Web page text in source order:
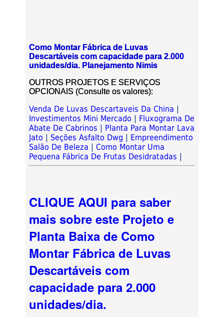
Como Montar Fábrica de Luvas
Descartáveis com capacidade para 2.000
unidades/dia. Planejamento Nimis
OUTROS PROJETOS E SERVIÇOS
OPCIONAIS (Consulte os valores):
Venda De Luvas Descartaveis Da China
Investimentos Mini Mercado
Fluxograma De
Abate De Cabrinos
Planta Para Montar Lava
Jato
Seções Asfalto Dwg
Empreendimento
Salão De Beleza
|Como Montar Uma
Pequena Fábrica De Frutas Desidratadas
CLIQUE AQUI para saber
mais sobre este Projeto e
Planta Baixa de Como
Montar Fábrica de Luvas
Descartáveis com
capacidade para 2.000
unidades/dia.